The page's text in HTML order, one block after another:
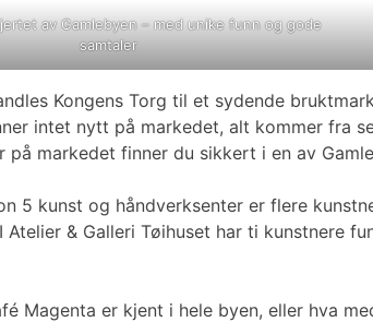
av Gamlebyen – med unike funn og gode
samtaler
Kongens Torg til et sydende
intet nytt på markedet, alt kommer fra
markedet finner du sikkert i en av
5 kunst og håndverksenter er flere
& Galleri Tøihuset har ti kunstnere
Magenta er kjent i hele byen, eller hva